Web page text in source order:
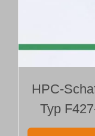
HPC-
Typ